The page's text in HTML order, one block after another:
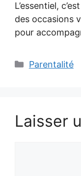
L’essentiel,
des occasions
pour
Catégories
Parentalité
Laisser